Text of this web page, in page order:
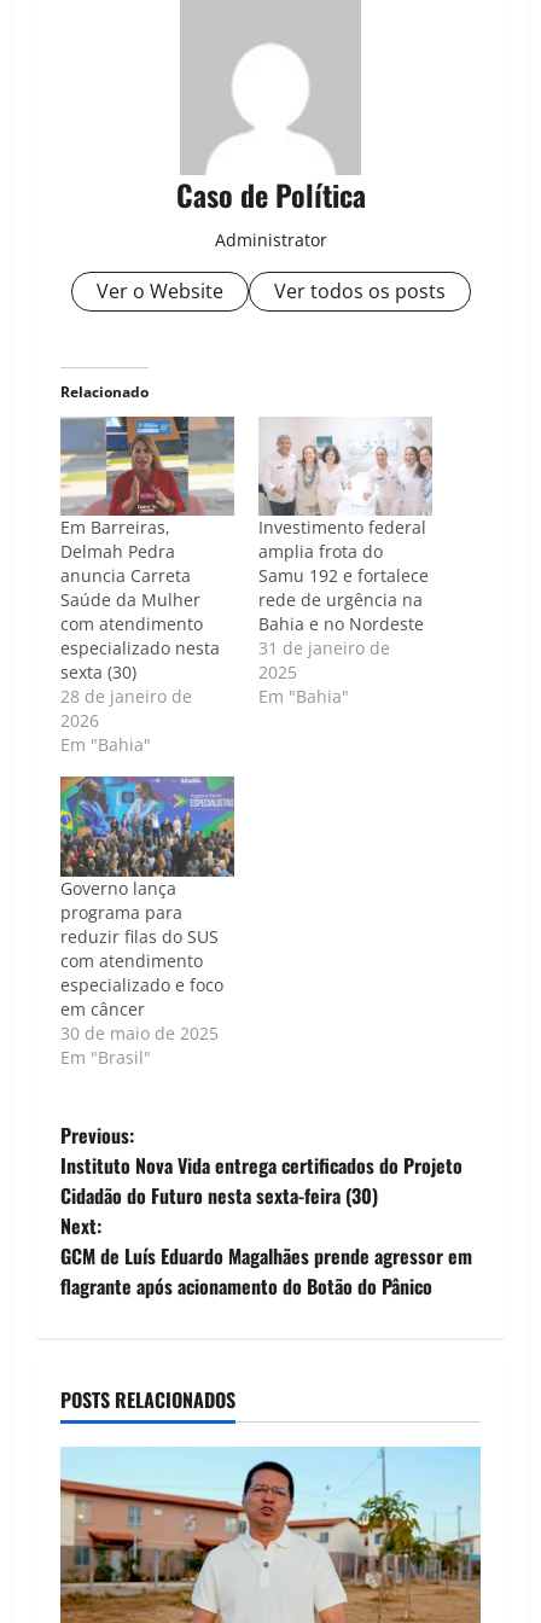
Caso de Política
Administrator
Ver o Website Ver todos os posts
Relacionado
Em Barreiras,
Delmah Pedra
anuncia Carreta
Saúde da Mulher
com atendimento
especializado nesta
sexta (30)
28 de janeiro de
2026
Em "Bahia"
Investimento federal
amplia frota do
Samu 192 e fortalece
rede de urgência na
Bahia e no Nordeste
31 de janeiro de
2025
Em "Bahia"
Governo lança
programa para
reduzir filas do SUS
com atendimento
especializado e foco
em câncer
30 de maio de 2025
Em "Brasil"
P
o
s
t
a
v
i
g
a
Previous:
Instituto Nova Vida entrega certificados do Projeto
Cidadão do Futuro nesta sexta-feira (30)
Next:
GCM de Luís Eduardo Magalhães prende agressor em
flagrante após acionamento do Botão do Pânico
POSTS RELACIONADOS